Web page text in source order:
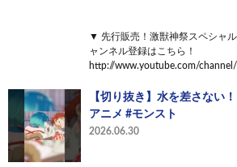
▼ 先行販売！激獣神祭スペシャ
ャンネル登録はこちら！
http://www.youtube.com/
【切り抜き】水を差さない
アニメ #モンスト
2026.06.30